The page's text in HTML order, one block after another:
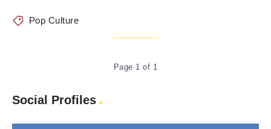
Pop Culture
Page 1 of 1
Social Profiles